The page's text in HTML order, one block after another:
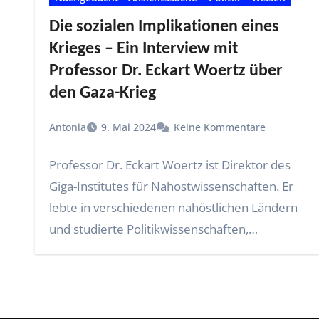
Die sozialen Implikationen eines
Krieges – Ein Interview mit
Professor Dr. Eckart Woertz über
den Gaza-Krieg
Antonia 9. Mai 2024 Keine Kommentare
Professor Dr. Eckart Woertz ist Direktor des
Giga-Institutes für Nahostwissenschaften. Er
lebte in verschiedenen nahöstlichen Ländern
und studierte Politikwissenschaften,